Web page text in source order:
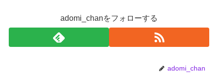
adomi_chanをフォローする
adomi_chan